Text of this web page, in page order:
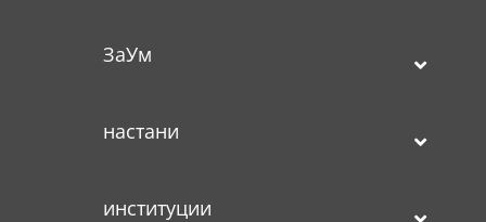
ЗаУм
настани
институции